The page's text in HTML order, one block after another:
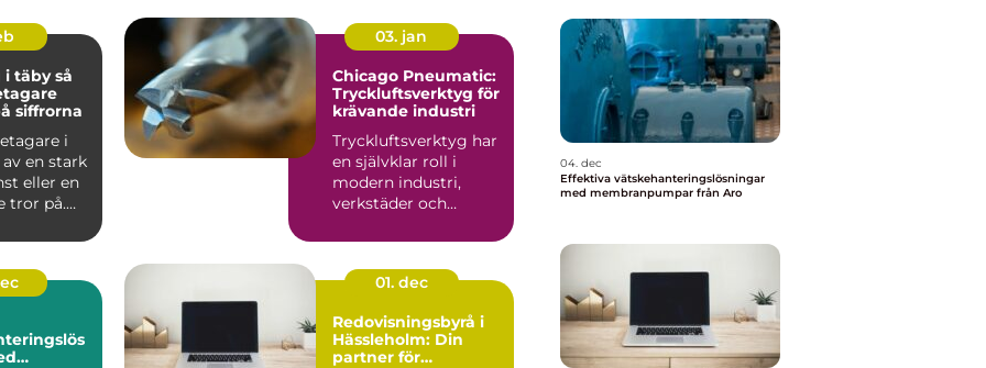
så
siffrorna
i
en stark
eller en
tror på.
03. jan
Chicago Pneumatic:
Tryckluftsverktyg för
krävande industri
Tryckluftsverktyg har
en självklar roll i
modern industri,
verkstäder och
01. dec
Redovisningsbyrå i
Hässleholm: Din
partner för
04. dec
Effektiva vätskehanteringslösningar
med membranpumpar från Aro